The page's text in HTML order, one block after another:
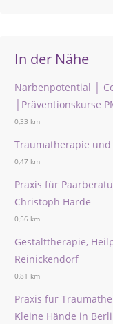
In der Nähe
Narbenpotential │
│Präventionskurse
0,33 km
Traumatherapie
0,47 km
Praxis für
Christoph Harde
0,56 km
Gestalttherapie,
Reinickendorf
0,81 km
Praxis für
Kleine Hände in